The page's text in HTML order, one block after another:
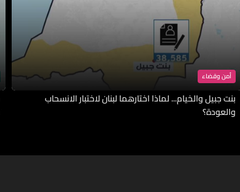
أمن وقضاء
بنت جبيل والخيام... لماذا اختارهما لبنان لاختبار الانسحاب
والعودة؟